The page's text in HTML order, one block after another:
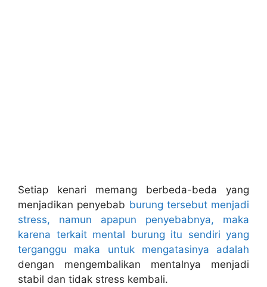
Setiap kenari memang berbeda-beda yang
menjadikan penyebab burung tersebut menjadi
stress, namun apapun penyebabnya, maka
karena terkait mental burung itu sendiri yang
terganggu maka untuk mengatasinya adalah
dengan mengembalikan mentalnya menjadi
stabil dan tidak stress kembali.